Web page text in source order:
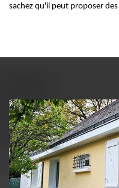
sachez qu'il peut proposer